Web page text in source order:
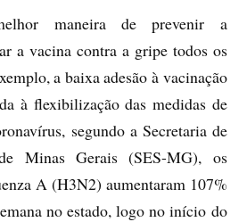
maneira de prevenir a
a vacina contra a gripe todos os
a baixa adesão à vacinação
à flexibilização das medidas de
segundo a Secretaria de
Minas Gerais (SES-MG), os
A (H3N2) aumentaram 107%
no estado, logo no início do